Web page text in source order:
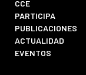
CCE
PARTICIPA
PUBLICACIONES
ACTUALIDAD
EVENTOS